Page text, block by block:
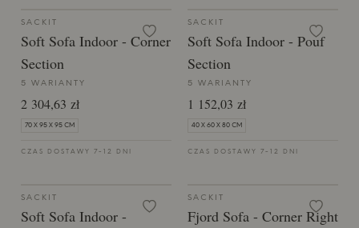
SACKIT
Soft Sofa Indoor - Corner
Section
5 WARIANTY
2 304,63 zł
70 X 95 X 95 CM
CZAS DOSTAWY 7-12 DNI
SACKIT
Soft Sofa Indoor - Pouf
Section
5 WARIANTY
1 152,03 zł
40 X 60 X 80 CM
CZAS DOSTAWY 7-12 DNI
SACKIT
Soft Sofa Indoor -
SACKIT
Fjord Sofa - Corner Right